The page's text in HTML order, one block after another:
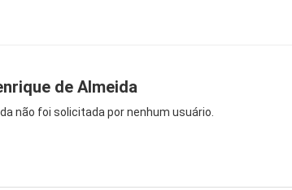
de Almeida
não foi solicitada por nenhum usuário.